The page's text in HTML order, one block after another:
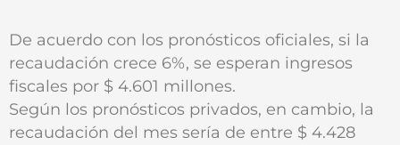
De acuerdo con los pronósticos oficiales, si la
recaudación crece 6%, se esperan ingresos
fiscales por $ 4.601 millones.
Según los pronósticos privados, en cambio, la
recaudación del mes sería de entre $ 4.428